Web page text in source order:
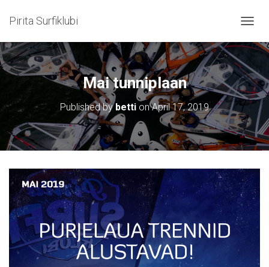
Pirita Surfiklubi
Mai tunniplaan
Published bybetti onApril 17, 2019